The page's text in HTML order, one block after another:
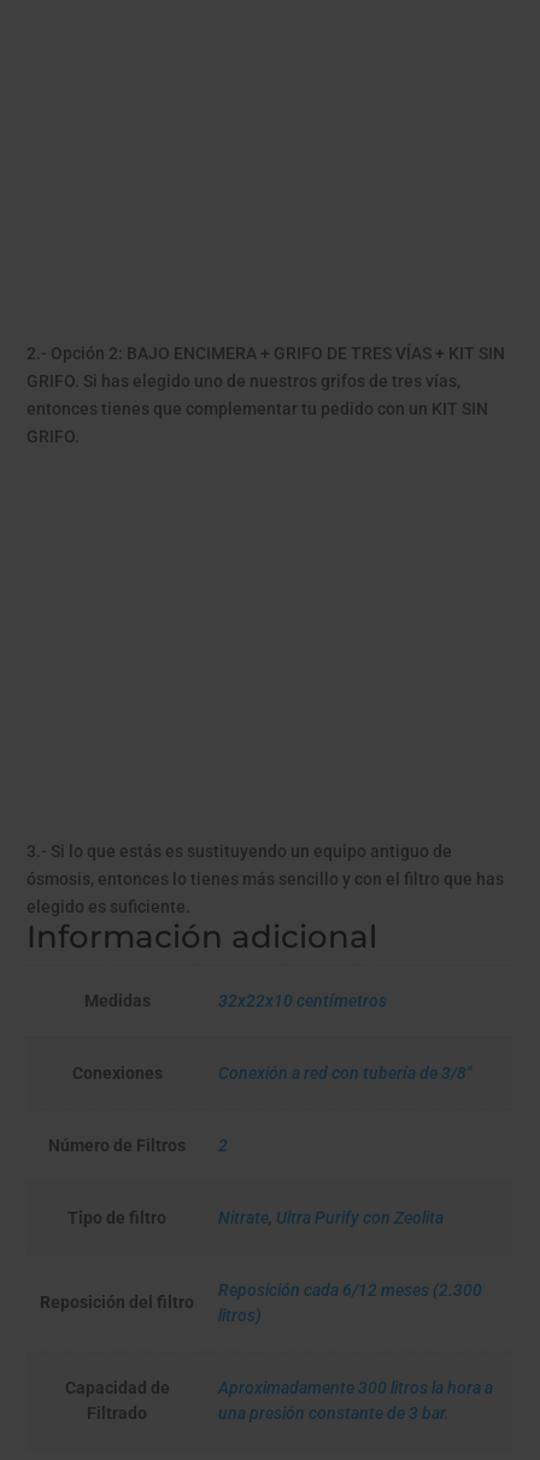
2.- Opción 2: BAJO ENCIMERA + GRIFO DE TRES VÍAS + KIT SIN
GRIFO. Si has elegido uno de nuestros grifos de tres vías,
entonces tienes que complementar tu pedido con un KIT SIN
GRIFO.
3.- Si lo que estás es sustituyendo un equipo antiguo de
ósmosis, entonces lo tienes más sencillo y con el filtro que has
elegido es suficiente.
Información adicional
Medidas 32x22x10 centímetros
Conexiones Conexión a red con tubería de 3/8"
Número de Filtros 2
Tipo de filtro Nitrate, Ultra Purify con Zeolita
Reposición del filtro
Reposición cada 6/12 meses (2.300
litros)
Capacidad de
Filtrado
Aproximadamente 300 litros la hora a
una presión constante de 3 bar.